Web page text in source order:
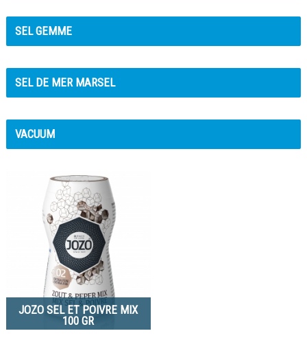
SEL GEMME
SEL DE MER MARSEL
VACUUM
JOZO SEL ET POIVRE MIX
100 GR